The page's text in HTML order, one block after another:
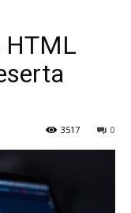
HTML
0
3517